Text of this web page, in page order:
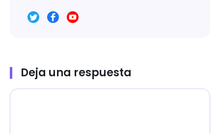
Deja una respuesta